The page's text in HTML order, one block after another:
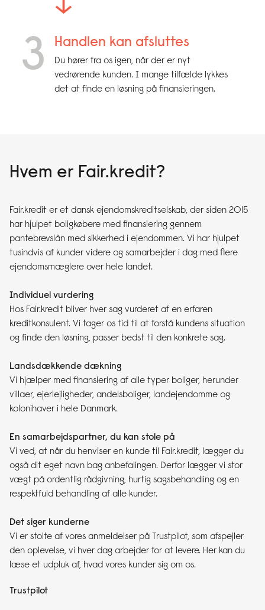
↓
3 Handlen kan afsluttes
Du hører fra os igen, når der er nyt
vedrørende kunden. I mange tilfælde lykkes
det at finde en løsning på finansieringen.
Hvem er Fair.kredit?
Fair.kredit er et dansk ejendomskreditselskab, der siden 2015
har hjulpet boligkøbere med finansiering gennem
pantebrevslån med sikkerhed i ejendommen. Vi har hjulpet
tusindvis af kunder videre og samarbejder i dag med flere
ejendomsmæglere over hele landet.
Individuel vurdering
Hos Fair.kredit bliver hver sag vurderet af en erfaren
kreditkonsulent. Vi tager os tid til at forstå kundens situation
og finde den løsning, passer bedst til den konkrete sag.
Landsdækkende dækning
Vi hjælper med finansiering af alle typer boliger, herunder
villaer, ejerlejligheder, andelsboliger, landejendomme og
kolonihaver i hele Danmark.
En samarbejdspartner, du kan stole på
Vi ved, at når du henviser en kunde til Fair.kredit, lægger du
også dit eget navn bag anbefalingen. Derfor lægger vi stor
vægt på ordentlig rådgivning, hurtig sagsbehandling og en
respektfuld behandling af alle kunder.
Det siger kunderne
Vi er stolte af vores anmeldelser på Trustpilot, som afspejler
den oplevelse, vi hver dag arbejder for at levere. Her kan du
læse et udpluk af, hvad vores kunder sig om os.
Trustpilot